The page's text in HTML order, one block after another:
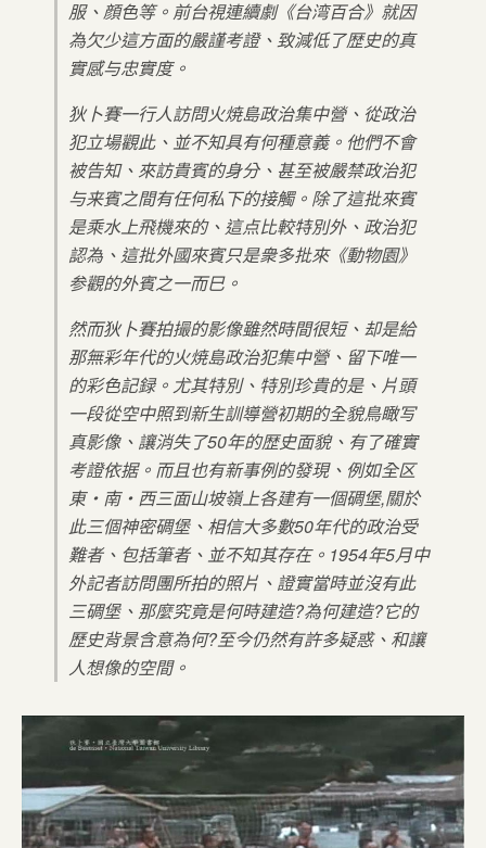
服、顔色等。前台視連續劇《台湾百合》就因
為欠少這方面的嚴謹考證、致減低了歴史的真
實感与忠實度。
狄卜賽一行人訪問火焼島政治集中營、從政治
犯立場觀此、並不知具有何種意義。他們不會
被告知、來訪貴賓的身分、甚至被嚴禁政治犯
与来賓之間有任何私下的接觸。除了這批來賓
是乘水上飛機來的、這点比較特別外、政治犯
認為、這批外國來賓只是衆多批來《動物園》
参觀的外賓之一而巳。
然而狄卜賽拍撮的影像雖然時間很短、却是給
那無彩年代的火焼島政治犯集中營、留下唯一
的彩色記録。尤其特別、特別珍貴的是、片頭
一段從空中照到新生訓導營初期的全貌鳥瞰写
真影像、讓消失了50年的歴史面貌、有了確實
考證依据。而且也有新事例的發現、例如全区
東・南・西三面山坡嶺上各建有一個碉堡,關於
此三個神密碉堡、相信大多數50年代的政治受
難者、包括筆者、並不知其存在。1954年5月中
外記者訪問團所拍的照片、證實當時並沒有此
三碉堡、那麼究竟是何時建造?為何建造?它的
歷史背景含意為何?至今仍然有許多疑惑、和讓
人想像的空間。